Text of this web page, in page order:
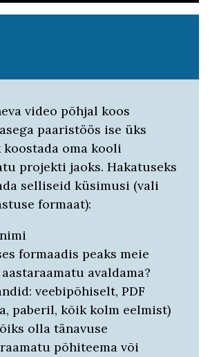
video põhjal koos
paaristöös ise üks
oma kooli
projekti jaoks. Hakatuseks
selliseid küsimusi (vali
formaat):
formaadis peaks meie
avaldama?
veebipõhiselt, PDF
paberil, kõik kolm eelmist)
olla tänavuse
põhiteema või